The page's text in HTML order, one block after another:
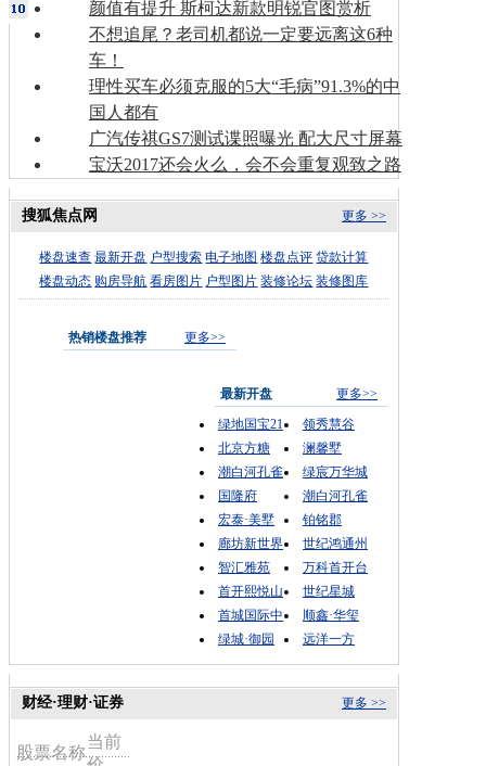
颜值有提升 斯柯达新款明锐官图赏析
不想追尾？老司机都说一定要远离这6种
车！
理性买车必须克服的5大“毛病”91.3%的中
国人都有
广汽传祺GS7测试谍照曝光 配大尺寸屏幕
宝沃2017还会火么，会不会重复观致之路
更多 >>
搜狐焦点网
楼盘速查 最新开盘 户型搜索 电子地图 楼盘点评 贷款计算
楼盘动态 购房导航 看房图片 户型图片 装修论坛 装修图库
热销楼盘推荐 更多>>
最新开盘
更多>>
绿地国宝21
领秀慧谷
北京方糖
澜馨墅
潮白河孔雀
绿宸万华城
国隆府
潮白河孔雀
宏泰·美墅
铂铭郡
廊坊新世界
世纪鸿通州
智汇雅苑
万科首开台
首开熙悦山
世纪星城
首城国际中
顺鑫·华玺
绿城·御园
远洋一方
更多 >>
财经·理财·证券
股票名称
当前